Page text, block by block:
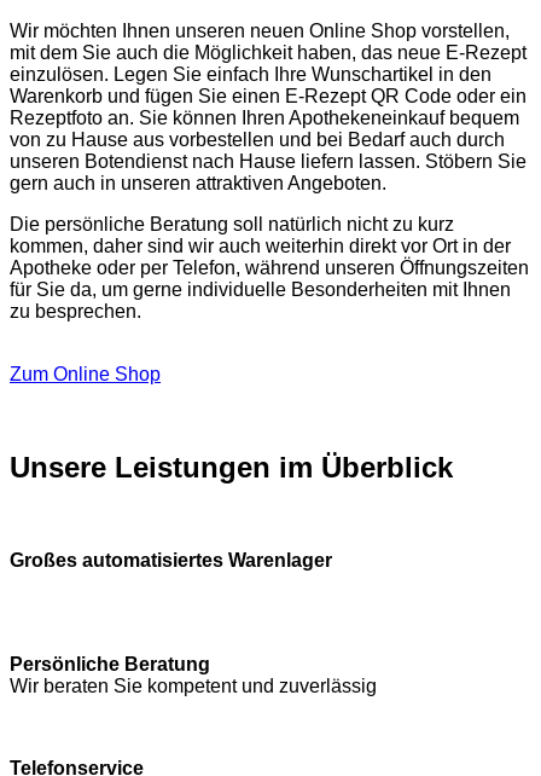
Wir möchten Ihnen unseren neuen Online Shop vorstellen,
mit dem Sie auch die Möglichkeit haben, das neue E-Rezept
einzulösen. Legen Sie einfach Ihre Wunschartikel in den
Warenkorb und fügen Sie einen E-Rezept QR Code oder ein
Rezeptfoto an. Sie können Ihren Apothekeneinkauf bequem
von zu Hause aus vorbestellen und bei Bedarf auch durch
unseren Botendienst nach Hause liefern lassen. Stöbern Sie
gern auch in unseren attraktiven Angeboten.
Die persönliche Beratung soll natürlich nicht zu kurz
kommen, daher sind wir auch weiterhin direkt vor Ort in der
Apotheke oder per Telefon, während unseren Öffnungszeiten
für Sie da, um gerne individuelle Besonderheiten mit Ihnen
zu besprechen.
Zum Online Shop
Unsere Leistungen im Überblick
Großes automatisiertes Warenlager
Persönliche Beratung
Wir beraten Sie kompetent und zuverlässig
Telefonservice